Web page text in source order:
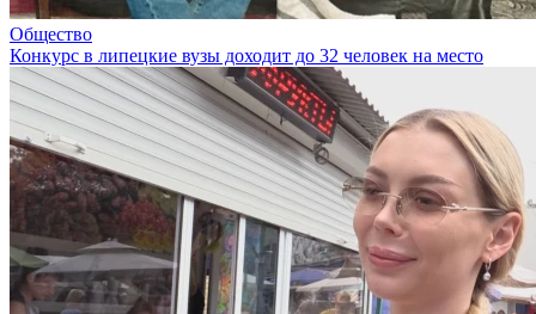
Общество
Конкурс в липецкие вузы доходит до 32 человек на место